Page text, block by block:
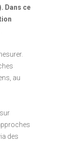
Dans ce
au
des